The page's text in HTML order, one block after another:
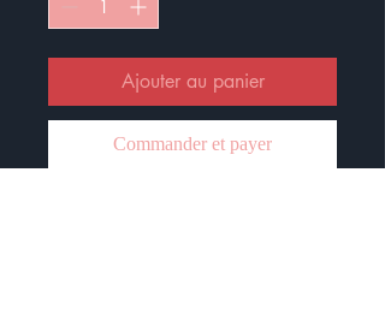
Ajouter au panier
Commander et payer